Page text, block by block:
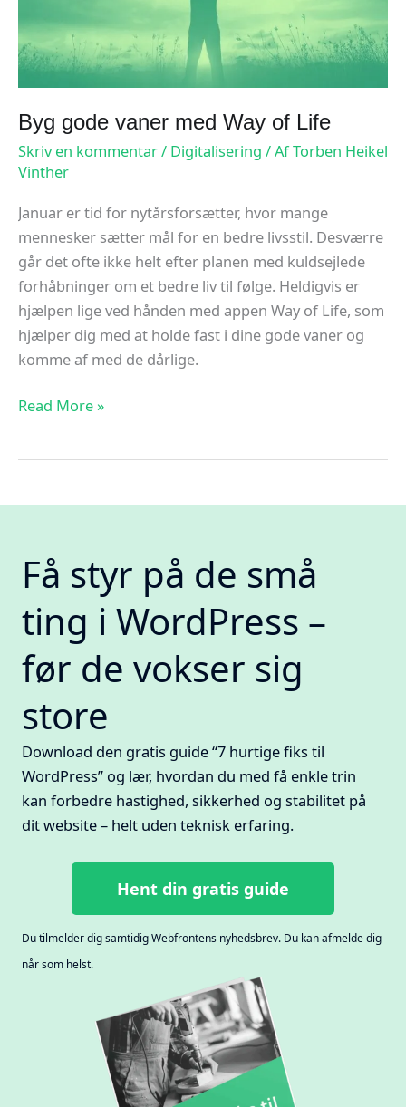
Byg gode vaner med Way of Life
Skriv en kommentar/ Digitalisering / AfTorben Heikel
Vinther
Januar er tid for nytårsforsætter, hvor mange
mennesker sætter mål for en bedre livsstil. Desværre
går det ofte ikke helt efter planen med kuldsejlede
forhåbninger om et bedre liv til følge. Heldigvis er
hjælpen lige ved hånden med appen Way of Life, som
hjælper dig med at holde fast i dine gode vaner og
komme af med de dårlige.
Byg
Way
Read More »
Få styr på de små
ting i WordPress –
før de vokser sig
store
Download den gratis guide “7 hurtige fiks til
WordPress” og lær, hvordan du med få enkle trin
kan forbedre hastighed, sikkerhed og stabilitet på
dit website – helt uden teknisk erfaring.
Hent din gratis guide
Du tilmelder dig samtidig Webfrontens nyhedsbrev. Du kan afmelde dig
når som helst.